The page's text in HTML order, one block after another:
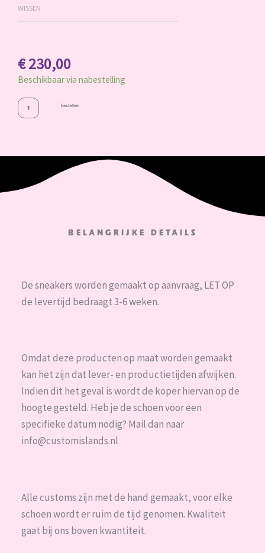
WISSEN
€230,00
Beschikbaar via nabestelling
bestellen
belangrijke details
De sneakers worden gemaakt op aanvraag, LET OP
de levertijd bedraagt 3-6 weken.
Omdat deze producten op maat worden gemaakt
kan het zijn dat lever- en productietijden afwijken.
Indien dit het geval is wordt de koper hiervan op de
hoogte gesteld. Heb je de schoen voor een
specifieke datum nodig? Mail dan naar
info@customislands.nl
Alle customs zijn met de hand gemaakt, voor elke
schoen wordt er ruim de tijd genomen. Kwaliteit
gaat bij ons boven kwantiteit.